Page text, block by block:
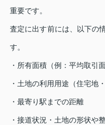
重要です。
査定に出す前には、以下の
す。
・所有面積（例：平均取引
・土地の利用用途（住宅地
・最寄り駅までの距離
・接道状況・土地の形状や